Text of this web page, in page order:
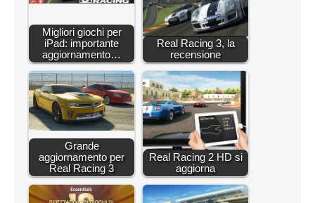
Migliori giochi per
iPad: importante
aggiornamento…
Real Racing 3, la
recensione
Grande
aggiornamento per
Real Racing 3
Real Racing 2 HD si
aggiorna